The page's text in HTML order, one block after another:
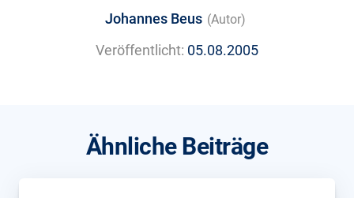
Johannes Beus (Autor)
Veröffentlicht: 05.08.2005
Ähnliche Beiträge